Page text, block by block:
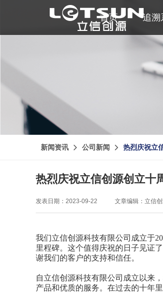
首页 追溯
新闻资讯 公司新闻 热烈庆祝立
热烈庆祝立信创源创立十
发表日期：2023-09-22 文章编辑：立信
我们立信创源科技有限公司成立于
里程碑。这个值得庆祝的日子见证
谢我们的客户的支持和信任。
自立信创源科技有限公司成立以来
产品和优质的服务。在过去的十年